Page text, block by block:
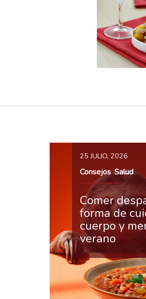
25 JULIO, 2026
Consejos,Salud
Comer
forma de
cuerpo y
verano